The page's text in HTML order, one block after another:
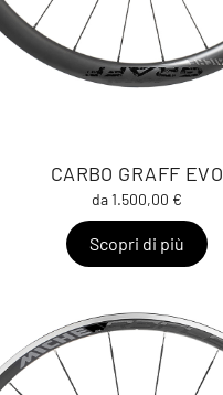
CARBO GRAFF EVO
da 1.500,00 €
Scopri di più